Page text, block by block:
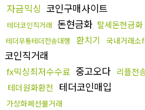
자금믹싱 코인구매사이트
테더코인직거래 돈현금화 탈세돈현금화
테더무통테더전송대행 환치기 국내거래소
코인직거래
fx믹싱최저수수료 중고오다 리플전
테더원화환전 테더코인매입
가상화폐선물거래